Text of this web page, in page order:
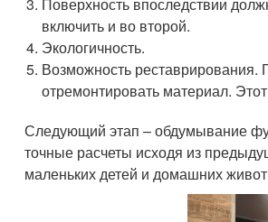
включить и во второй.
Экологичность.
Возможность
отремонтировать материал.
Следующий этап – обдумывание
точные расчеты исходя из
маленьких детей и домашних